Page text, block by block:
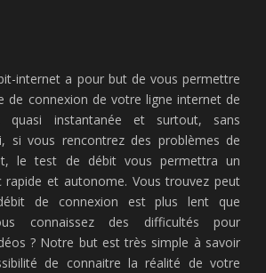
internet a pour but de vous permettre
de connexion de votre ligne internet de
quasi instantanée et surtout, sans
si vous rencontrez des problèmes de
le test de débit vous permettra un
rapide et autonome. Vous trouvez peut
de connexion est plus lent que
connaissez des difficultés pour
? Notre but est très simple à savoir
de connaitre la réalité de votre